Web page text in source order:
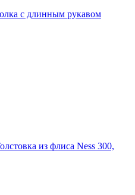
(5 цветов)
с длинным рукавом
из флиса Ness 300,